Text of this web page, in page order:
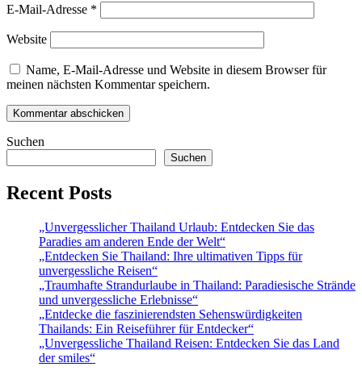
E-Mail-Adresse *
Website
Name, E-Mail-Adresse und Website in diesem Browser für
meinen nächsten Kommentar speichern.
Suchen
Suchen
Recent Posts
„Unvergesslicher Thailand Urlaub: Entdecken Sie das
Paradies am anderen Ende der Welt“
„Entdecken Sie Thailand: Ihre ultimativen Tipps für
unvergessliche Reisen“
„Traumhafte Strandurlaube in Thailand: Paradiesische Strände
und unvergessliche Erlebnisse“
„Entdecke die faszinierendsten Sehenswürdigkeiten
Thailands: Ein Reiseführer für Entdecker“
„Unvergessliche Thailand Reisen: Entdecken Sie das Land
der smiles“